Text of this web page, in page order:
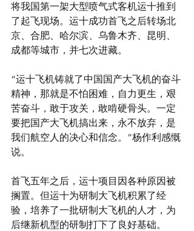
将我国第一架大型喷气式客机运十推到
了起飞现场。运十成功首飞之后转场北
京、合肥、哈尔滨、乌鲁木齐、昆明、
成都等城市，并七次进藏。
“运十飞机铸就了中国国产大飞机的奋斗
精神，那就是不怕困难，自力更生，艰
苦奋斗，敢于攻关，敢啃硬骨头。一定
要把国产大飞机搞出来，永不放弃，是
我们航空人的决心和信念。”杨作利感慨
说。
首飞五年之后，运十项目因各种原因被
搁置。但运十为研制大飞机积累了经
验，培养了一批研制大飞机的人才，为
后继新机型的研制打下了良好基础。